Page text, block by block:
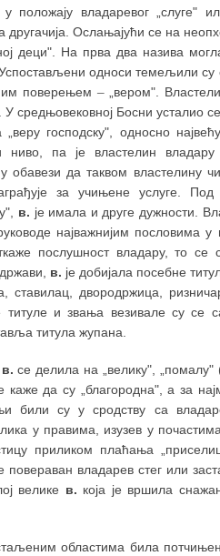
владаревог „слуге"
другачија. Ослањајући се на
деци". На прва два назива
односи темељили
поверењем –„вером".
средњовековној Босни усталио
господску", односно
па је властелин владару
да таквом властелину
за учињене услуге. Под
в. је имала и друге дужности.
најважнијим пословима у
послушност владару, то се
в. је добијала посебне
ставилац, двородржица,
титуле и звања везивале су се
титула жупана.
в. се делила на „велику",
да су „благородна", а за
били су у сродству са
у правима, изузев у
приликом плаћања
владарев стег или
велике в. која је вршила
областима била